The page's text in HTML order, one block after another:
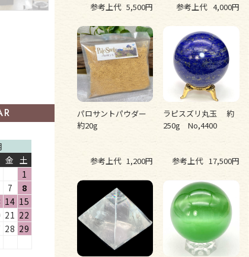
参考上代 5,500円 参考上代 4,000円
パロサントパウダー
約20g
参考上代 1,200円
ラピスズリ丸玉 約
250g No,4400
参考上代 17,500円
金 土
1
7
8
14 15
21 22
28 29